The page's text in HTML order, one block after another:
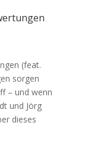
(feat.
sorgen
– und wenn
und Jörg
dieses